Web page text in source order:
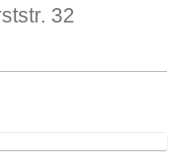
32